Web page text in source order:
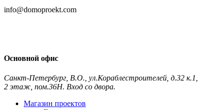
info@domoproekt.com
Основной офис
Санкт-Петербург В.О., ул.Кораблестроителей, д.32 к.1,
2 этаж, пом.36Н. Вход со двора.
Магазин проектов